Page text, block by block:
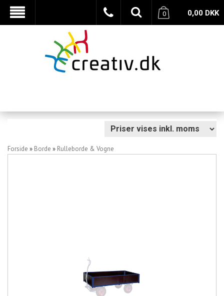
0,00 DKK
0
Forside » Borde » Rulleborde & Vogne